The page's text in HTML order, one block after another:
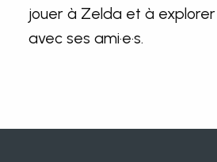
jouer à Zelda et à
avec ses ami·e·s.